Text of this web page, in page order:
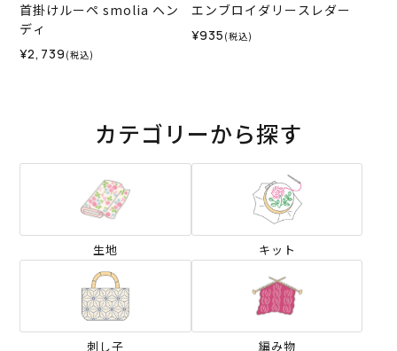
首掛けルーペ smolia ヘン
ディ
¥2,739 (税込)
エンブロイダリースレダー
¥935 (税込)
カテゴリーから探す
生地 キット
刺し子 編み物